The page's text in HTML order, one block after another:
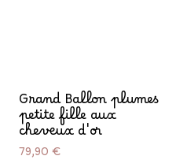
Grand Ballon plumes
petite fille aux
cheveux d'or
Prix
79,90 €